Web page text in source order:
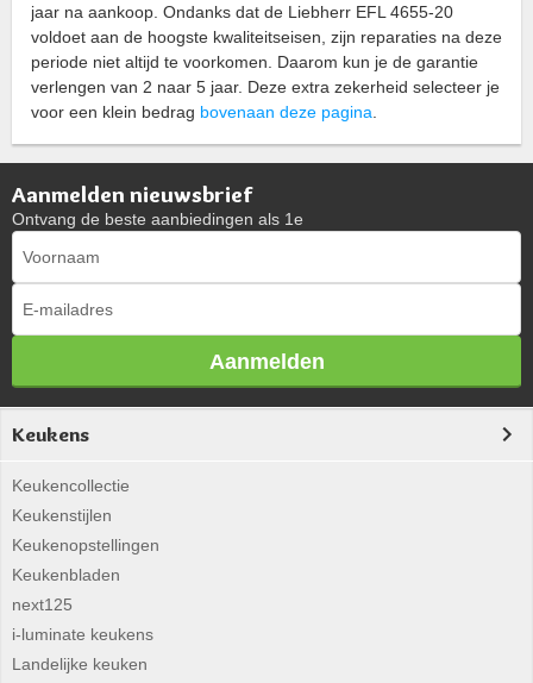
jaar na aankoop. Ondanks dat de Liebherr EFL 4655-20
voldoet aan de hoogste kwaliteitseisen, zijn reparaties na deze
periode niet altijd te voorkomen. Daarom kun je de garantie
verlengen van 2 naar 5 jaar. Deze extra zekerheid selecteer je
voor een klein bedrag bovenaan deze pagina
Aanmelden nieuwsbrief
Ontvang de beste aanbiedingen als 1e
Aanmelden
Keukens
Keukencollectie
Keukenstijlen
Keukenopstellingen
Keukenbladen
next125
i-luminate keukens
Landelijke keuken